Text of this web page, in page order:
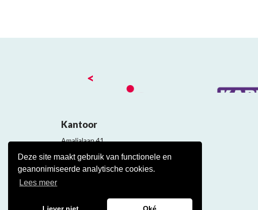
Deze site maakt gebruik van functionele en
geanonimiseerde analytische cookies.
Lees meer
<
Kantoor
Amalialaan 41
Contact
Veelgestelde cao vragen